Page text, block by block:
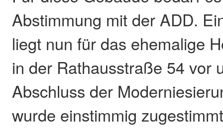
Abstimmung mit der ADD.
liegt nun für das ehemalige
in der Rathausstraße 54 vor
Abschluss der
wurde einstimmig